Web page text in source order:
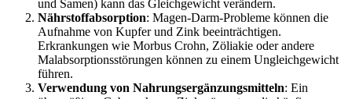
und Samen) kann das Gleichgewicht verändern.
Nährstoffabsorption: Magen-Darm-Probleme können die
Aufnahme von Kupfer und Zink beeinträchtigen.
Erkrankungen wie Morbus Crohn, Zöliakie oder andere
Malabsorptionsstörungen können zu einem Ungleichgewicht
führen.
Verwendung von Nahrungsergänzungsmitteln: Ein